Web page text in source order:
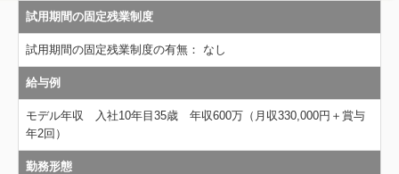
試用期間の固定残業制度
試用期間の固定残業制度の有無： なし
給与例
モデル年収 入社10年目35歳 年収600万（月収330,000円＋賞与
年2回）
勤務形態